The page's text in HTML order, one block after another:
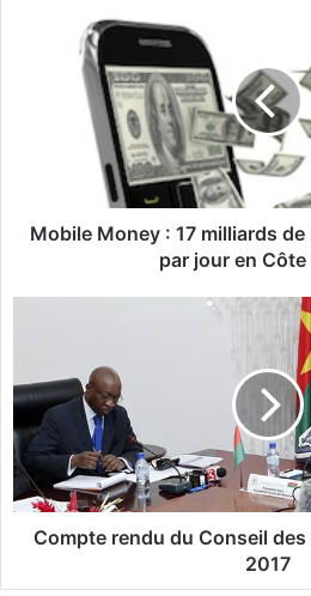
m
i
l
l
i
a
Mobile Money : 17 milliards
par jour en Côte
p
t
e
r
n
d
Compte rendu du Conseil
2017